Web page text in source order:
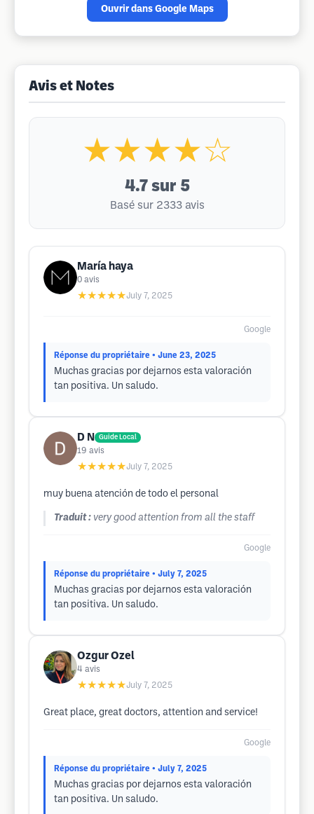
Ouvrir dans Google Maps
Avis et Notes
★★★★☆
4.7 sur 5
Basé sur 2333 avis
María haya
0 avis
★★★★★July 7, 2025
Google
Réponse du propriétaire • June 23, 2025
Muchas gracias por dejarnos esta valoración
tan positiva. Un saludo.
D N Guide Local
19 avis
★★★★★July 7, 2025
muy buena atención de todo el personal
Traduit : very good attention from all the staff
Google
Réponse du propriétaire • July 7, 2025
Muchas gracias por dejarnos esta valoración
tan positiva. Un saludo.
Ozgur Ozel
4 avis
★★★★★July 7, 2025
Great place, great doctors, attention and service!
Google
Réponse du propriétaire • July 7, 2025
Muchas gracias por dejarnos esta valoración
tan positiva. Un saludo.